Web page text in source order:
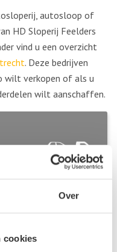
Over
cookies
autosloop of
HD Sloperij Feelders
vind u een overzicht
. Deze bedrijven
wilt verkopen of als u
wilt aanschaffen.